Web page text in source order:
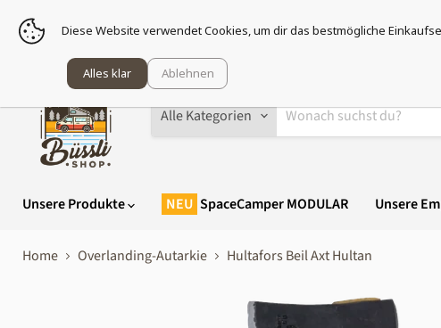
Sei
Alle Kategorien
Unsere Produkte SpaceCamper MODULAR Unsere
Home Overlanding-Autarkie Hultafors Beil Axt Hultan
Diese Website verwendet Cookies, um dir das bestmögliche
Alles klar Ablehnen